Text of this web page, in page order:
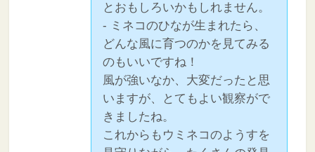
とおもしろいかもしれません。
- ミネコのひなが生まれたら、
どんな風に育つのかを見てみる
のもいいですね！
風が強いなか、大変だったと思
いますが、とてもよい観察がで
きましたね。
これからもウミネコのようすを